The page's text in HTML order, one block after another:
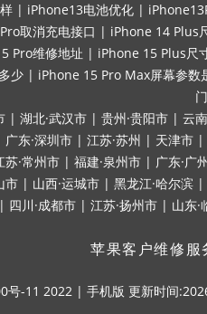
| iPhone13电池优化 |
取消充电接口 | iPhone 14 Plus
Pro维修地址 | iPhone 15 Plus尺
多少 | iPhone 15 Pro Max屏幕参数
| 湖北·武汉市 | 贵州·贵阳市 | 云
广东·深圳市 | 江苏·苏州 | 天津市 |
苏·常州市 | 福建·泉州市 | 广东·广
市 | 山西·运城市 | 黑龙江·哈尔滨 |
| 四川·成都市 | 江苏·扬州市 | 山东·
苹果客户维修服
号-11 2022 | 手机版 更新时间